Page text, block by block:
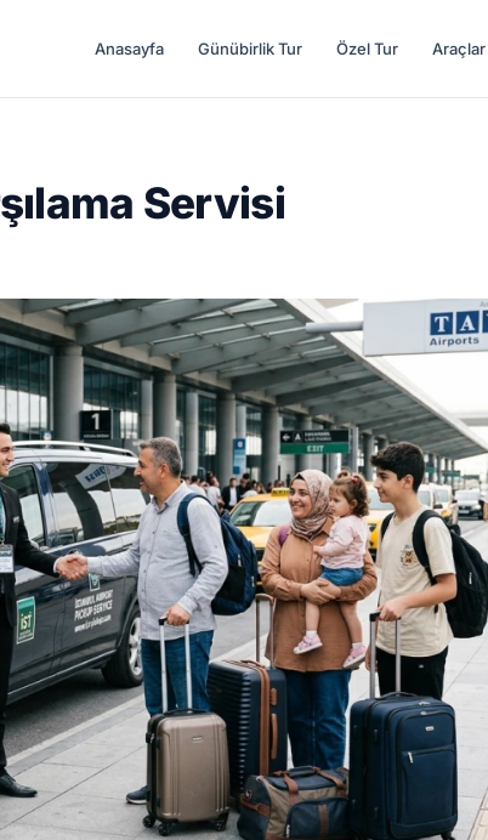
Anasayfa Günübirlik Tur Özel Tur Araçlar
Servisi